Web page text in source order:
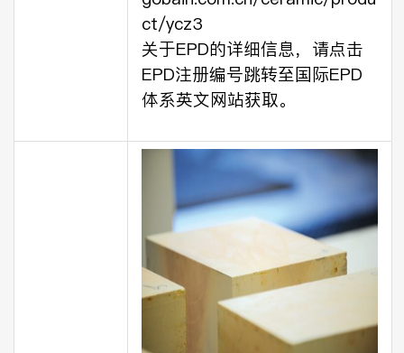
ct/ycz3
关于EPD的详细信息，请点击
EPD注册编号跳转至国际EPD
体系英文网站获取。